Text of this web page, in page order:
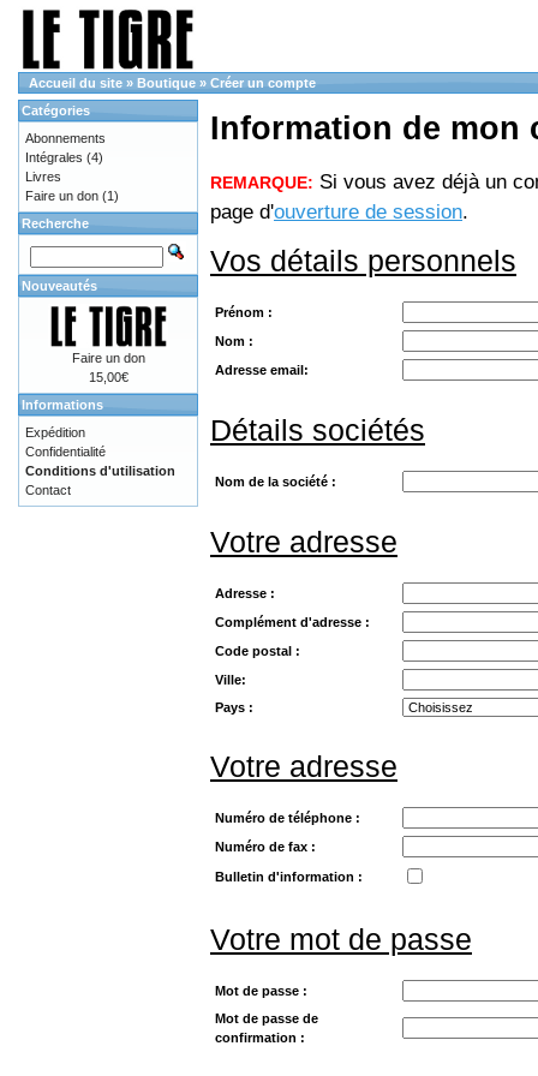
Accueil du site » Boutique » Créer un compte
Information de mon
REMARQUE: Si vous avez déjà un
page d'ouverture de session.
Vos détails personnels
Prénom :
Nom :
Adresse email:
Détails sociétés
Nom de la société :
Votre adresse
Adresse :
Complément d'adresse :
Code postal :
Ville:
Pays :
Votre adresse
Numéro de téléphone :
Numéro de fax :
Bulletin d'information :
Votre mot de passe
Mot de passe :
Mot de passe de
confirmation :
Catégories
Abonnements
Intégrales (4)
Livres
Faire un don (1)
Recherche
Nouveautés
Faire un don
15,00€
Informations
Expédition
Confidentialité
Conditions d'utilisation
Contact